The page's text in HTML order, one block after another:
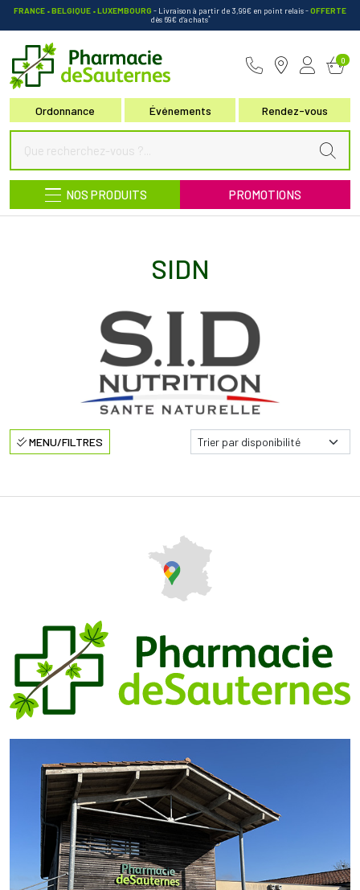
FRANCE • BELGIQUE • LUXEMBOURG - Livraison à partir de 3,99€ en point relais-OFFERTE
dès 69€ d’achats*
Ordonnance Événements Rendez-vous
0
NOS PRODUITS PROMOTIONS
SIDN
MENU/FILTRES